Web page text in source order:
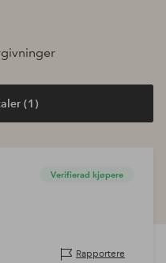
(1)
Verifierad kjøpere
Rapportere